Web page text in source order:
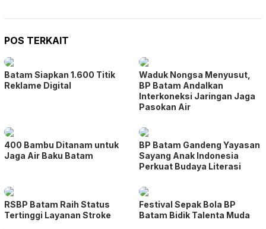
POS TERKAIT
Batam Siapkan 1.600 Titik
Reklame Digital
Waduk Nongsa Menyusut,
BP Batam Andalkan
Interkoneksi Jaringan Jaga
Pasokan Air
400 Bambu Ditanam untuk
Jaga Air Baku Batam
BP Batam Gandeng Yayasan
Sayang Anak Indonesia
Perkuat Budaya Literasi
RSBP Batam Raih Status
Tertinggi Layanan Stroke
Festival Sepak Bola BP
Batam Bidik Talenta Muda